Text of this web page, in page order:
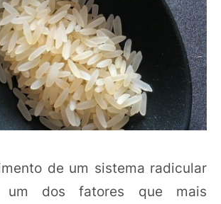
de um sistema radicular
um dos fatores que mais